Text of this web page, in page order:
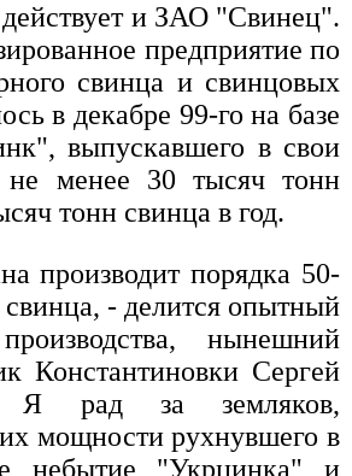
и ЗАО "Свинец".
предприятие по
свинца и свинцовых
в декабре 99-го на базе
выпускавшего в свои
менее 30 тысяч тонн
тонн свинца в год.
производит порядка 50-
- делится опытный
нынешний
Константиновки Сергей
Я рад за земляков,
мощности рухнувшего в
небытие "Укрцинка" и